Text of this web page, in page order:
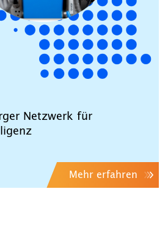
Netzwerk für
Mehr erfahren